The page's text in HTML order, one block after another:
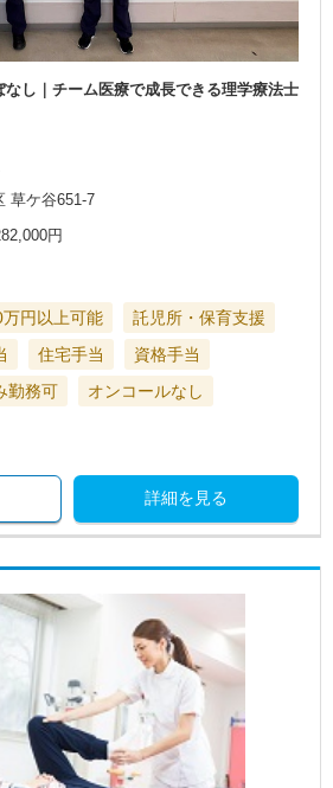
なし｜チーム医療で成長できる理学療法士
草ケ谷651-7
円
円以上可能
託児所・保育支援
住宅手当
資格手当
勤務可
オンコールなし
詳細を見る